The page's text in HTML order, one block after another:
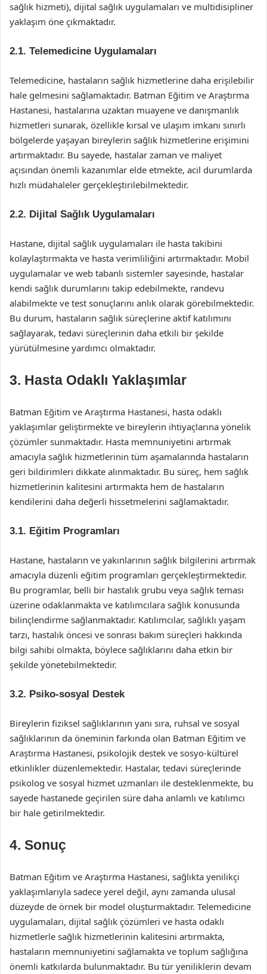
sağlık hizmeti), dijital sağlık uygulamaları ve multidisipliner
yaklaşım öne çıkmaktadır.
2.1. Telemedicine Uygulamaları
Telemedicine, hastaların sağlık hizmetlerine daha erişilebilir
hale gelmesini sağlamaktadır. Batman Eğitim ve Araştırma
Hastanesi, hastalarına uzaktan muayene ve danışmanlık
hizmetleri sunarak, özellikle kırsal ve ulaşım imkanı sınırlı
bölgelerde yaşayan bireylerin sağlık hizmetlerine erişimini
artırmaktadır. Bu sayede, hastalar zaman ve maliyet
açısından önemli kazanımlar elde etmekte, acil durumlarda
hızlı müdahaleler gerçekleştirilebilmektedir.
2.2. Dijital Sağlık Uygulamaları
Hastane, dijital sağlık uygulamaları ile hasta takibini
kolaylaştırmakta ve hasta verimliliğini artırmaktadır. Mobil
uygulamalar ve web tabanlı sistemler sayesinde, hastalar
kendi sağlık durumlarını takip edebilmekte, randevu
alabilmekte ve test sonuçlarını anlık olarak görebilmektedir.
Bu durum, hastaların sağlık süreçlerine aktif katılımını
sağlayarak, tedavi süreçlerinin daha etkili bir şekilde
yürütülmesine yardımcı olmaktadır.
3. Hasta Odaklı Yaklaşımlar
Batman Eğitim ve Araştırma Hastanesi, hasta odaklı
yaklaşımlar geliştirmekte ve bireylerin ihtiyaçlarına yönelik
çözümler sunmaktadır. Hasta memnuniyetini artırmak
amacıyla sağlık hizmetlerinin tüm aşamalarında hastaların
geri bildirimleri dikkate alınmaktadır. Bu süreç, hem sağlık
hizmetlerinin kalitesini artırmakta hem de hastaların
kendilerini daha değerli hissetmelerini sağlamaktadır.
3.1. Eğitim Programları
Hastane, hastaların ve yakınlarının sağlık bilgilerini artırmak
amacıyla düzenli eğitim programları gerçekleştirmektedir.
Bu programlar, belli bir hastalık grubu veya sağlık teması
üzerine odaklanmakta ve katılımcılara sağlık konusunda
bilinçlendirme sağlanmaktadır. Katılımcılar, sağlıklı yaşam
tarzı, hastalık öncesi ve sonrası bakım süreçleri hakkında
bilgi sahibi olmakta, böylece sağlıklarını daha etkin bir
şekilde yönetebilmektedir.
3.2. Psiko-sosyal Destek
Bireylerin fiziksel sağlıklarının yanı sıra, ruhsal ve sosyal
sağlıklarının da öneminin farkında olan Batman Eğitim ve
Araştırma Hastanesi, psikolojik destek ve sosyo-kültürel
etkinlikler düzenlemektedir. Hastalar, tedavi süreçlerinde
psikolog ve sosyal hizmet uzmanları ile desteklenmekte, bu
sayede hastanede geçirilen süre daha anlamlı ve katılımcı
bir hale getirilmektedir.
4. Sonuç
Batman Eğitim ve Araştırma Hastanesi, sağlıkta yenilikçi
yaklaşımlarıyla sadece yerel değil, aynı zamanda ulusal
düzeyde de örnek bir model oluşturmaktadır. Telemedicine
uygulamaları, dijital sağlık çözümleri ve hasta odaklı
hizmetlerle sağlık hizmetlerinin kalitesini artırmakta,
hastaların memnuniyetini sağlamakta ve toplum sağlığına
önemli katkılarda bulunmaktadır. Bu tür yeniliklerin devam